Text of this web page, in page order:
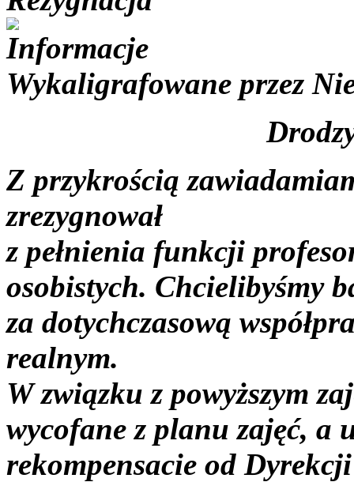
Wykaligrafowane przez
Z przykrością
zrezygnował
z pełnienia funkcji
osobistych. Chcielibyśmy
za dotychczasową
realnym.
W związku z powyższym
wycofane z planu zajęć, a
rekompensacie od